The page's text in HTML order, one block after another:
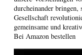
durcheinander
Gesellschaft
gemeinsame und
Bei Amazon bestellen